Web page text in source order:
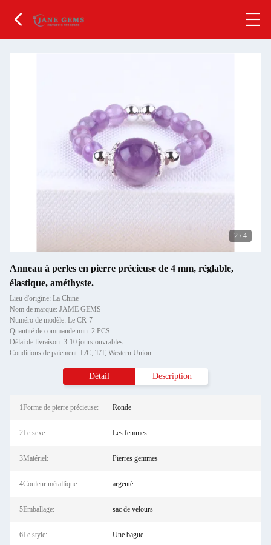
2 / 4
Anneau à perles en pierre précieuse de 4 mm, réglable,
élastique, améthyste.
Lieu d'origine: La Chine
Nom de marque: JAME GEMS
Numéro de modèle: Le CR-7
Quantité de commande min: 2 PCS
Délai de livraison: 3-10 jours ouvrables
Conditions de paiement: L/C, T/T, Western Union
Détail Description
1Forme de pierre précieuse: Ronde
2Le sexe: Les femmes
3Matériel: Pierres gemmes
4Couleur métallique: argenté
5Emballage: sac de velours
6Le style: Une bague